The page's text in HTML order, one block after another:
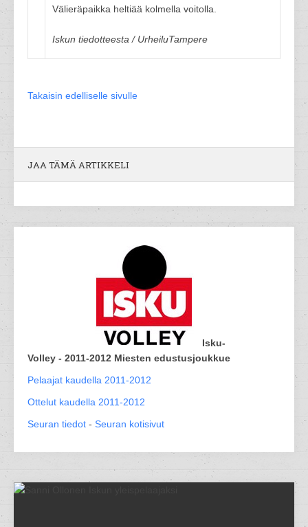
Välieräpaikka heltiää kolmella voitolla.
Iskun tiedotteesta / UrheiluTampere
Takaisin edelliselle sivulle
JAA TÄMÄ ARTIKKELI
Isku-
Volley - 2011-2012 Miesten edustusjoukkue
Pelaajat kaudella 2011-2012
Ottelut kaudella 2011-2012
Seuran tiedot - Seuran kotisivut